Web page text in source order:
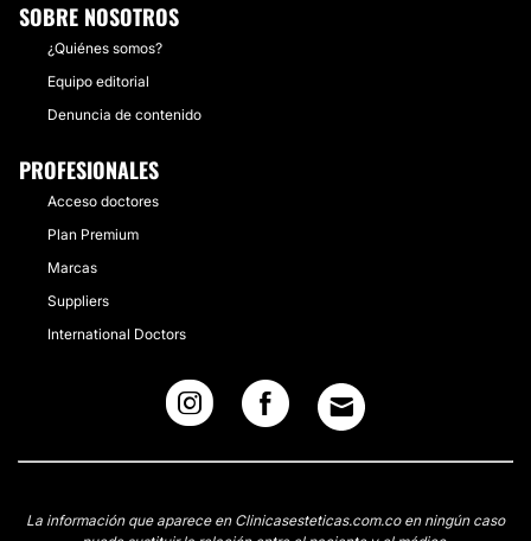
SOBRE NOSOTROS
¿Quiénes somos?
Equipo editorial
Denuncia de contenido
PROFESIONALES
Acceso doctores
Plan Premium
Marcas
Suppliers
International Doctors
La información que aparece en Clinicasesteticas.com.co en ningún caso